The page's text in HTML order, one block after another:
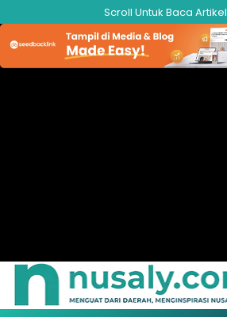
ke
konten
Scroll Untuk Baca Artikel